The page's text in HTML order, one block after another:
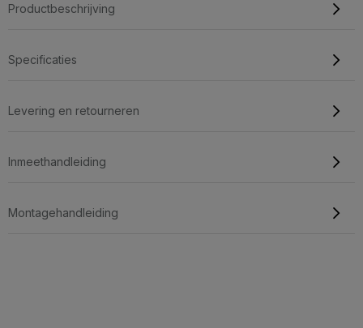
Productbeschrijving
Specificaties
Levering en retourneren
Inmeethandleiding
Montagehandleiding